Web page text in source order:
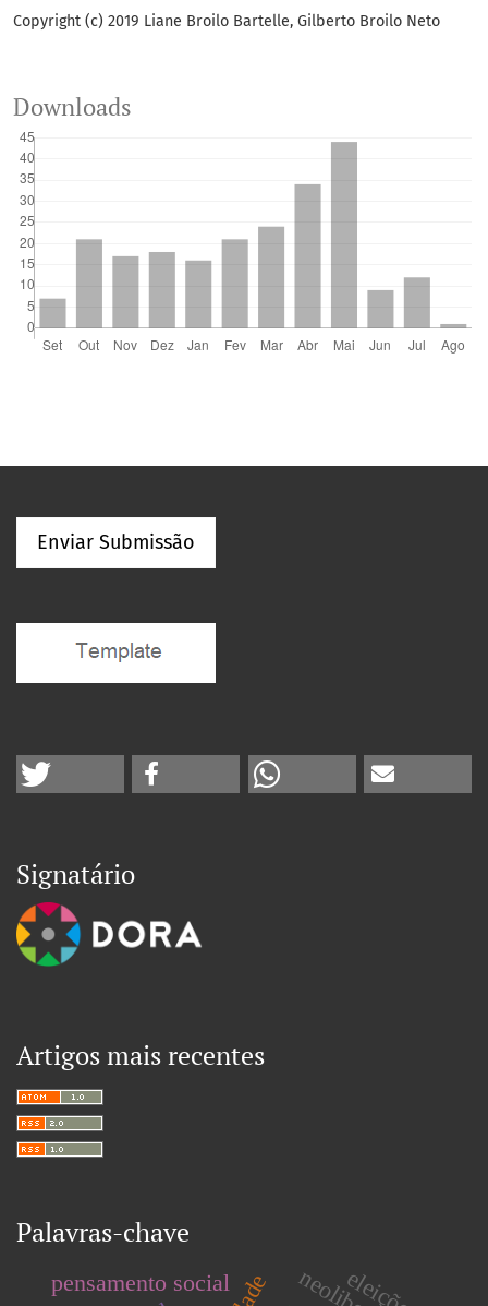
Copyright (c) 2019 Liane Broilo Bartelle, Gilberto Broilo Neto
Downloads
Enviar Submissão
Signatário
Artigos mais recentes
Palavras-chave
pensamento social